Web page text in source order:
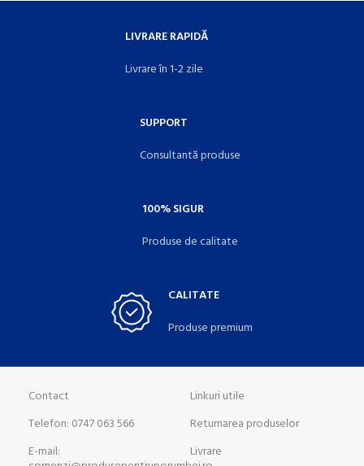
LIVRARE RAPIDĂ
Livrare în 1-2 zile
SUPPORT
Consultantă produse
100% SIGUR
Produse de calitate
CALITATE
Produse premium
Contact
Telefon: 0747 063 566
E-mail:
Linkuri utile
Returnarea produselor
Livrare